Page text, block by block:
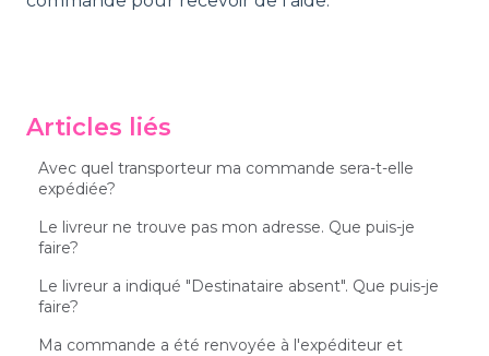
Articles liés
Avec quel transporteur ma commande sera-t-elle
expédiée?
Le livreur ne trouve pas mon adresse. Que puis-je
faire?
Le livreur a indiqué "Destinataire absent". Que puis-je
faire?
Ma commande a été renvoyée à l'expéditeur et